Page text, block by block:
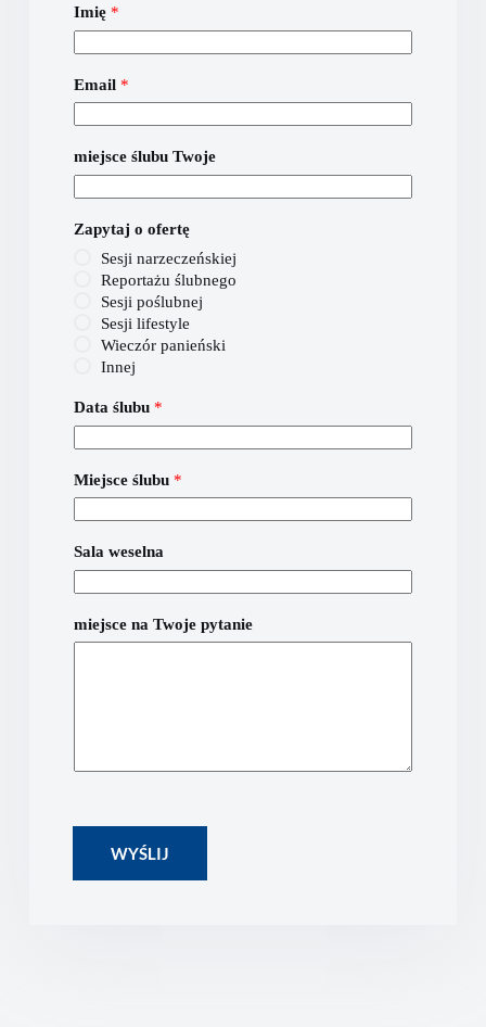
Imię *
Email *
miejsce ślubu Twoje
Zapytaj o ofertę
Sesji narzeczeńskiej
Reportażu ślubnego
Sesji poślubnej
Sesji lifestyle
Wieczór panieński
Innej
Data ślubu *
Miejsce ślubu *
Sala weselna
miejsce na Twoje pytanie
WYŚLIJ